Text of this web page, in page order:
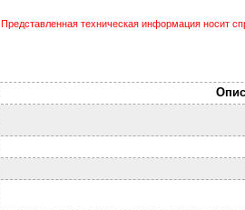
Представленная техническая информация носит